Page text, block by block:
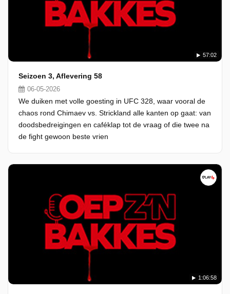
57:02
Seizoen 3, Aflevering 58
06-05-2026
We duiken met volle goesting in UFC 328, waar vooral de
chaos rond Chimaev vs. Strickland alle kanten op gaat: van
doodsbedreigingen en caféklap tot de vraag of die twee na
de fight gewoon beste vrien
1:06:58